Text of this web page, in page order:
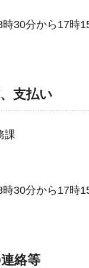
30分から17時
支払い
課
30分から17時
絡等